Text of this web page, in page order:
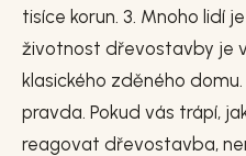
tisíce korun. 3. Mnoho lidí
životnost dřevostavby je
klasického zděného
pravda. Pokud vás trápí,
reagovat dřevostavba,